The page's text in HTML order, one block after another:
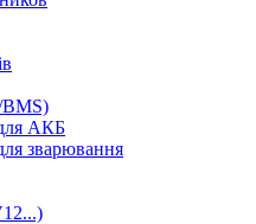
BMS)
АКБ
зварювання